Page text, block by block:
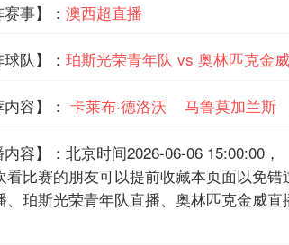
赛事】：澳西超直播
球队】：珀斯光荣青年队 vs 奥林匹克金
内容】：卡莱布·德洛沃 马鲁莫加兰斯
内容】：北京时间2026-06-06 15:00:00
看比赛的朋友可以提前收藏本页面以免
、珀斯光荣青年队直播、奥林匹克金威